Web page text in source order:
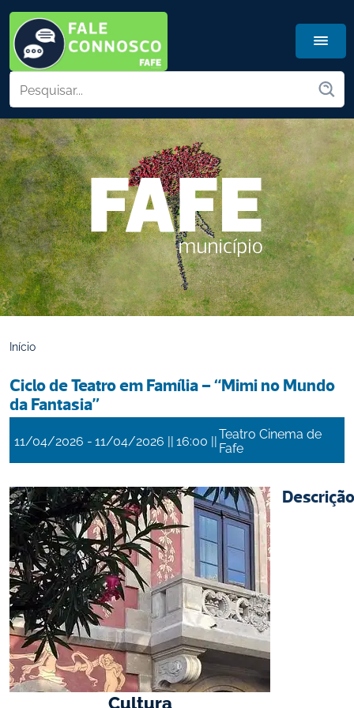
Início
Ciclo de Teatro em Família – “Mimi no Mundo
da Fantasia”
11/04/2026 - 11/04/2026 || 16:00 || Teatro Cinema de
Fafe
Cultura
Descrição